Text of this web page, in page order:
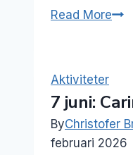
Read More15
att
Aktiviteter
7 juni:
ByChristofer
februari 2026